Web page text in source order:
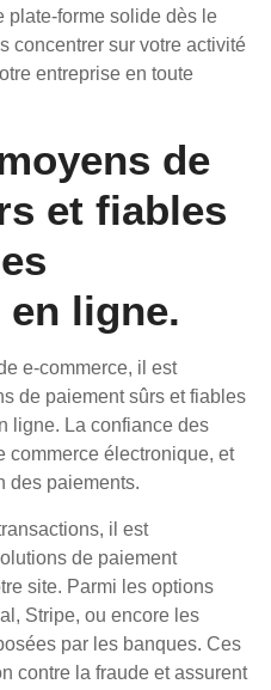
plate-forme solide dès le
concentrer sur votre activité
entreprise en toute
de
et fiables
ligne.
e-commerce, il est
de paiement sûrs et fiables
ligne. La confiance des
commerce électronique, et
des paiements.
il est
de paiement
site. Parmi les options
Stripe, ou encore les
par les banques. Ces
contre la fraude et assurent